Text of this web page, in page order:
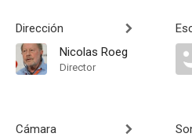
Dirección
Nicolas Roeg
Director
Cámara